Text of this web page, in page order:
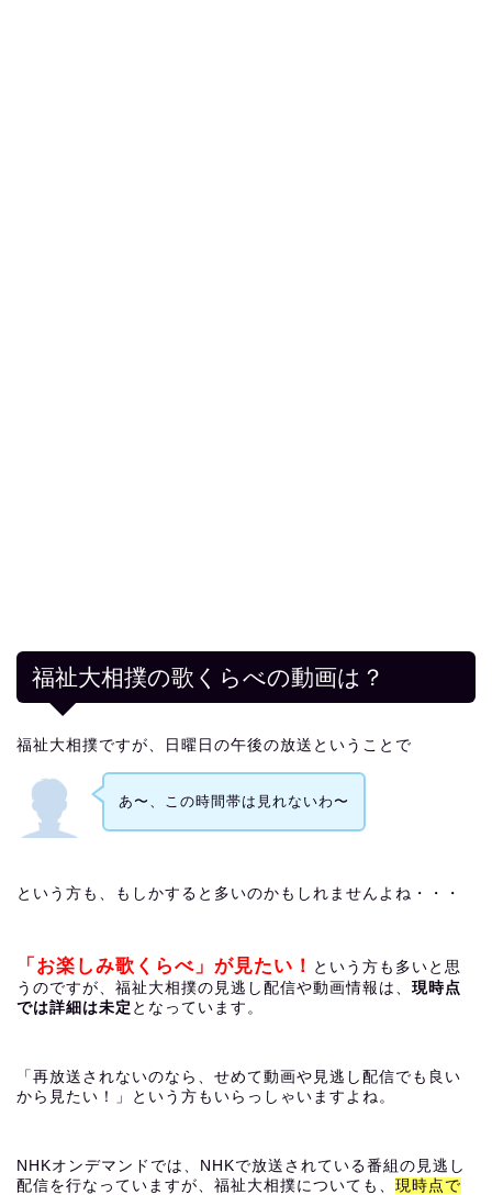
福祉大相撲の歌くらべの動画は？
福祉大相撲ですが、日曜日の午後の放送ということで
あ〜、この時間帯は見れないわ〜
という方も、もしかすると多いのかもしれませんよね・・・
「お楽しみ歌くらべ」が見たい！
という方も多いと思
うのですが、福祉大相撲の見逃し配信や動画情報は、 現時点
では詳細は未定 となっています。
「再放送されないのなら、せめて動画や見逃し配信でも良い
から見たい！」という方もいらっしゃいますよね。
NHKオンデマンドでは、NHKで放送されている番組の見逃し
配信を行なっていますが、福祉大相撲についても、 現時点で